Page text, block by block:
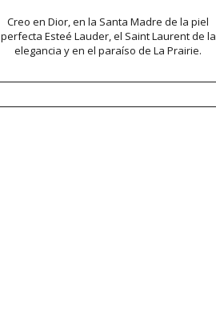
Creo en Dior, en la Santa Madre de la piel
perfecta Esteé Lauder, el Saint Laurent de la
elegancia y en el paraíso de La Prairie.